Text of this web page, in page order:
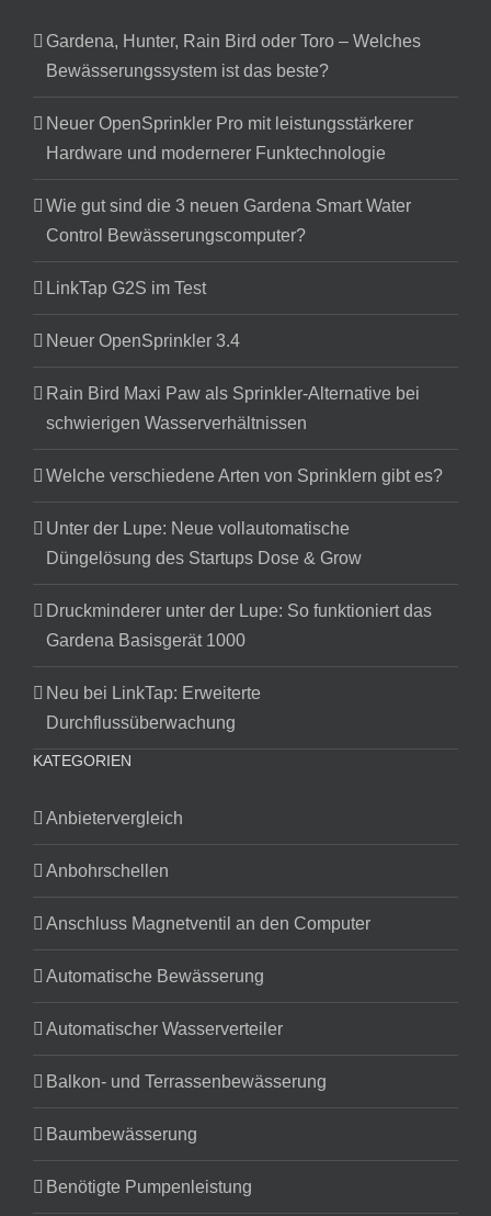
Gardena, Hunter, Rain Bird oder Toro – Welches
Bewässerungssystem ist das beste?
Neuer OpenSprinkler Pro mit leistungsstärkerer
Hardware und modernerer Funktechnologie
Wie gut sind die 3 neuen Gardena Smart Water
Control Bewässerungscomputer?
LinkTap G2S im Test
Neuer OpenSprinkler 3.4
Rain Bird Maxi Paw als Sprinkler-Alternative bei
schwierigen Wasserverhältnissen
Welche verschiedene Arten von Sprinklern gibt es?
Unter der Lupe: Neue vollautomatische
Düngelösung des Startups Dose & Grow
Druckminderer unter der Lupe: So funktioniert das
Gardena Basisgerät 1000
Neu bei LinkTap: Erweiterte
Durchflussüberwachung
KATEGORIEN
Anbietervergleich
Anbohrschellen
Anschluss Magnetventil an den Computer
Automatische Bewässerung
Automatischer Wasserverteiler
Balkon- und Terrassenbewässerung
Baumbewässerung
Benötigte Pumpenleistung